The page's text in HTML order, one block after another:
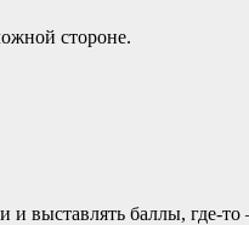
стороне.
выставлять баллы, где-то